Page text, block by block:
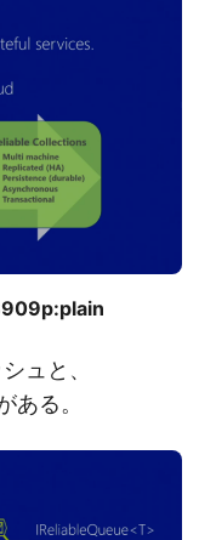
ュと、
ある。